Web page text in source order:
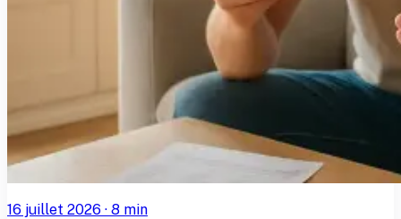
16 juillet 2026 · 8 min